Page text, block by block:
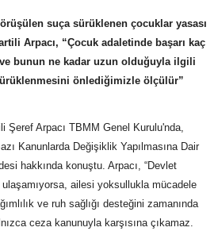
suça sürüklenen çocuklar yasası
Arpacı, “Çocuk adaletinde başarı kaç
bunun ne kadar uzun olduğuyla ilgili
önlediğimizle ölçülür”
Şeref Arpacı TBMM Genel Kurulu'nda,
Kanunlarda Değişiklik Yapılmasına Dair
hakkında konuştu. Arpacı, “Devlet
ailesi yoksullukla mücadele
ve ruh sağlığı desteğini zamanında
ceza kanunuyla karşısına çıkamaz.